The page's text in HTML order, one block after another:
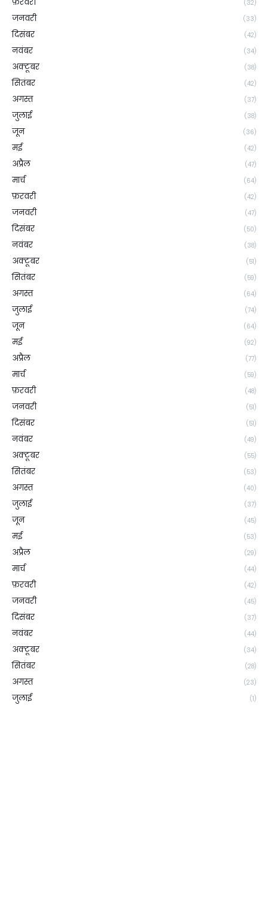
फ़रवरी (32)
जनवरी (33)
दिसंबर (42)
नवंबर (34)
अक्टूबर (38)
सितंबर (42)
अगस्त (37)
जुलाई (38)
जून (36)
मई (42)
अप्रैल (47)
मार्च (64)
फ़रवरी (42)
जनवरी (47)
दिसंबर (50)
नवंबर (38)
अक्टूबर (51)
सितंबर (59)
अगस्त (64)
जुलाई (74)
जून (64)
मई (92)
अप्रैल (77)
मार्च (59)
फ़रवरी (48)
जनवरी (51)
दिसंबर (51)
नवंबर (49)
अक्टूबर (55)
सितंबर (53)
अगस्त (40)
जुलाई (37)
जून (45)
मई (53)
अप्रैल (29)
मार्च (44)
फ़रवरी (42)
जनवरी (45)
दिसंबर (37)
नवंबर (44)
अक्टूबर (34)
सितंबर (28)
अगस्त (23)
जुलाई (1)